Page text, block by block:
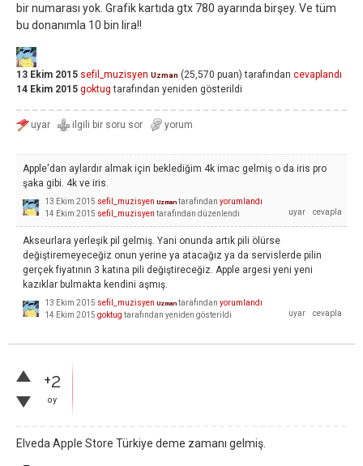
bir numarası yok. Grafik kartıda gtx 780 ayarında birşey. Ve tüm
bu donanımla 10 bin lira!!
13 Ekim 2015 sefil_muzisyen Uzman (25,570 puan) tarafından cevaplandı
14 Ekim 2015 goktug tarafından yeniden gösterildi
Apple'dan aylardır almak için beklediğim 4k imac gelmiş o da iris pro
şaka gibi. 4k ve iris.
13 Ekim 2015 sefil_muzisyen Uzman tarafından yorumlandı
14 Ekim 2015 sefil_muzisyen tarafından düzenlendi
Akseurlara yerleşik pil gelmiş. Yani onunda artık pili ölürse
değiştiremeyeceğiz onun yerine ya atacağız ya da servislerde pilin
gerçek fiyatının 3 katına pili değiştireceğiz. Apple argesi yeni yeni
kazıklar bulmakta kendini aşmış.
13 Ekim 2015 sefil_muzisyen Uzman tarafından yorumlandı
14 Ekim 2015 goktug tarafından yeniden gösterildi
+2
oy
Elveda Apple Store Türkiye deme zamanı gelmiş.